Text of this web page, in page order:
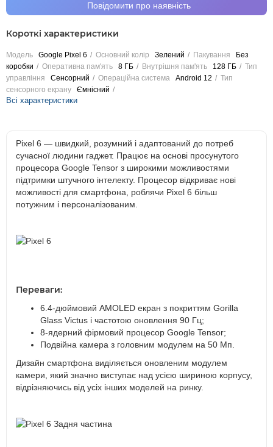
Повідомити про наявність
Короткі характеристики
Модель Google Pixel 6 Основний колір Зелений Пакування
Без
коробки
Оперативна пам'ять 8 ГБ Внутрішня пам'ять 128 ГБ
Тип
управління
Сенсорний Операційна система Android 12
Тип
сенсорного екрану
Ємнісний
Всі характеристики
Pixel 6 — швидкий, розумний і адаптований до потреб
сучасної людини гаджет. Працює на основі просунутого
процесора Google Tensor з широкими можливостями
підтримки штучного інтелекту. Процесор відкриває нові
можливості для смартфона, роблячи Pixel 6 більш
потужним і персоналізованим.
Переваги:
6.4-дюймовий AMOLED екран з покриттям Gorilla
Glass Victus і частотою оновлення 90 Гц;
8-ядерний фірмовий процесор Google Tensor;
Подвійна камера з головним модулем на 50 Мп.
Дизайн смартфона виділяється оновленим модулем
камери, який значно виступає над усією шириною корпусу,
відрізняючись від усіх інших моделей на ринку.